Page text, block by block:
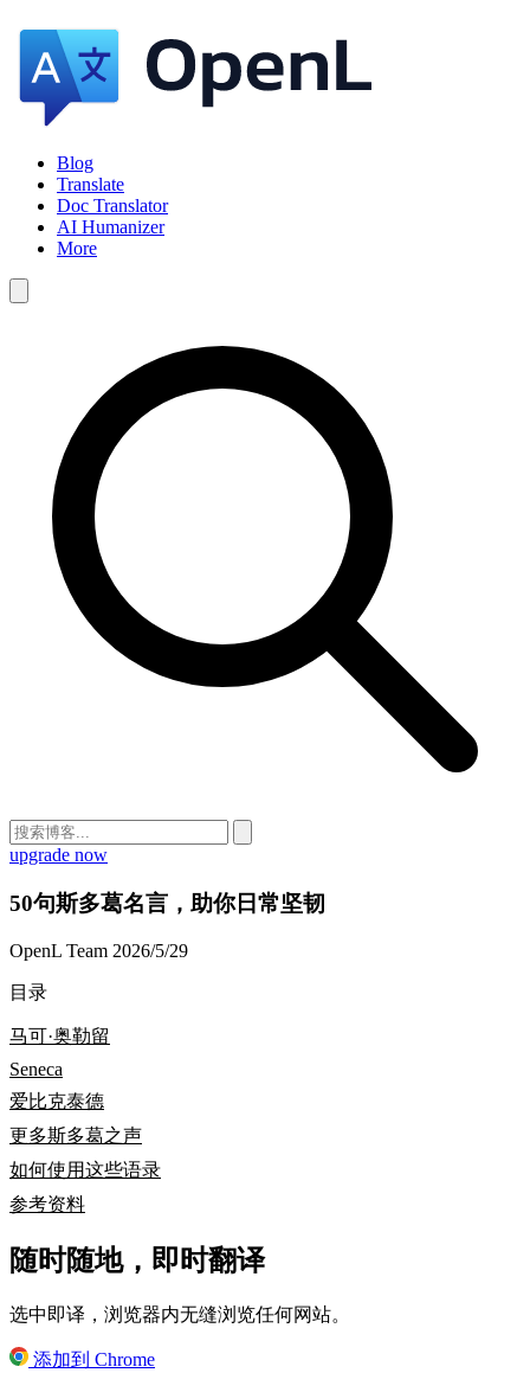
Blog
Translate
Doc Translator
AI Humanizer
More
upgrade now
50句斯多葛名言，助你日常坚韧
OpenL Team 2026/5/29
目录
马可·奥勒留
Seneca
爱比克泰德
更多斯多葛之声
如何使用这些语录
参考资料
随时随地，即时翻译
选中即译，浏览器内无缝浏览任何网站。
添加到 Chrome